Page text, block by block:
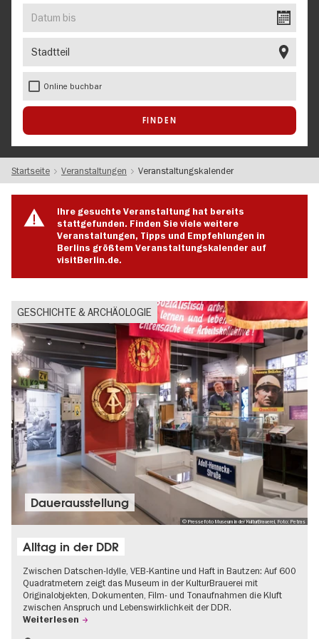
bis
Online buchbar
Startseite Veranstaltungen Veranstaltungskalender
Ihre gesuchte Veranstaltung hat bereits
stattgefunden. Finden Sie viele weitere
Veranstaltungen, Tipps und Empfehlungen in
Berlins größtem Veranstaltungskalender auf
visitBerlin.de.
GESCHICHTE & ARCHÄOLOGIE
© Pressefoto Museum in der KulturBrauerei, Foto: Petras
Dauer­aus­stel­lung
Alltag in der DDR
Zwischen Datschen-Idylle, VEB-Kantine und Haft in Bautzen: Auf 600
Quadratmetern zeigt das Museum in der KulturBrauerei mit
Originalobjekten, Dokumenten, Film- und Tonaufnahmen die Kluft
zwischen Anspruch und Lebenswirklichkeit der DDR.
Weiterlesen